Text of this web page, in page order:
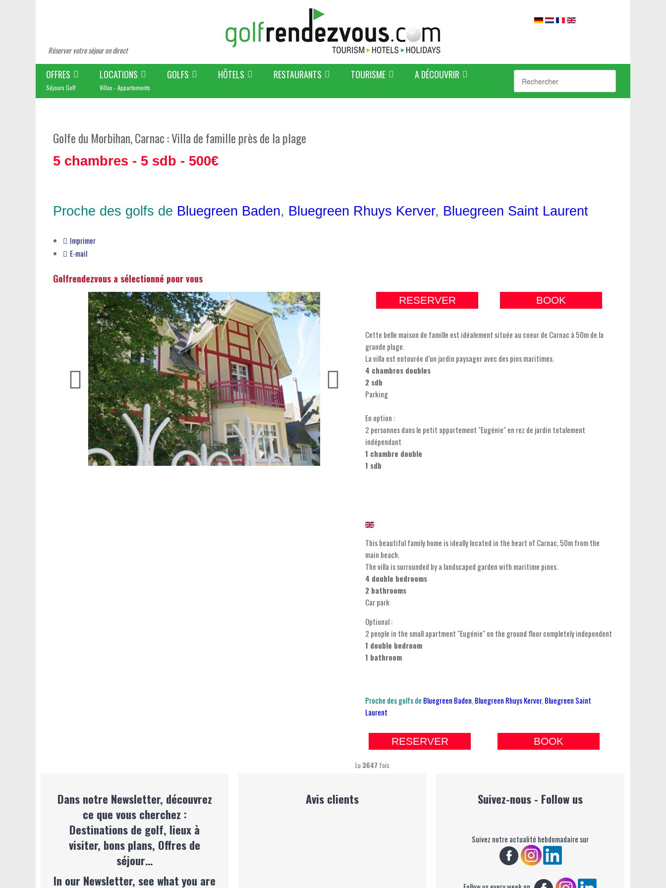
Réserver votre séjour en direct
OFFRES
Séjours Golf
LOCATIONS
Villas - Appartements
GOLFS HÔTELS RESTAURANTS TOURISME A DÉCOUVRIR
Golfe du Morbihan, Carnac : Villa de famille près de la plage
5 chambres - 5 sdb - 500€
Proche des golfs de Bluegreen Baden, Bluegreen Rhuys Kerver, Bluegreen Saint Laurent
Imprimer
E-mail
Golfrendezvous a sélectionné pour vous
RESERVER BOOK
Cette belle maison de famille est idéalement située au coeur de Carnac à 50m de la
grande plage.
La villa est entourée d’un jardin paysager avec des pins maritimes.
4 chambres doubles
2 sdb
Parking
En option :
2 personnes dans le petit appartement "Eugénie" en rez de jardin totalement
indépendant
1 chambre double
1 sdb
This beautiful family home is ideally located in the heart of Carnac, 50m from the
main beach.
The villa is surrounded by a landscaped garden with maritime pines.
4 double bedrooms
2 bathrooms
Car park
Optional :
2 people in the small apartment "Eugénie" on the ground floor completely independent
1 double bedroom
1 bathroom
Proche des golfs de Bluegreen Baden,Bluegreen Rhuys Kerver,Bluegreen Saint
Laurent
RESERVER BOOK
Lu 3647 fois
Dans notre Newsletter, découvrez
ce que vous cherchez :
Destinations de golf, lieux à
visiter, bons plans, Offres de
séjour…
In our Newsletter, see what you are
Avis clients Suivez-nous - Follow us
Suivez notre actualité hebdomadaire sur